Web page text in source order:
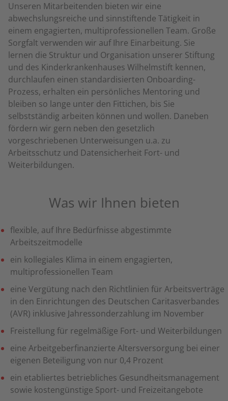
Unseren Mitarbeitenden bieten wir eine
abwechslungsreiche und sinnstiftende Tätigkeit in
einem engagierten, multiprofessionellen Team. Große
Sorgfalt verwenden wir auf Ihre Einarbeitung. Sie
lernen die Struktur und Organisation unserer Stiftung
und des Kinderkrankenhauses Wilhelmstift kennen,
durchlaufen einen standardisierten Onboarding-
Prozess, erhalten ein persönliches Mentoring und
bleiben so lange unter den Fittichen, bis Sie
selbstständig arbeiten können und wollen. Daneben
fördern wir gern neben den gesetzlich
vorgeschriebenen Unterweisungen u.a. zu
Arbeitsschutz und Datensicherheit Fort- und
Weiterbildungen.
Was wir Ihnen bieten
flexible, auf Ihre Bedürfnisse abgestimmte
Arbeitszeitmodelle
ein kollegiales Klima in einem engagierten,
multiprofessionellen Team
eine Vergütung nach den Richtlinien für Arbeitsverträge
in den Einrichtungen des Deutschen Caritasverbandes
(AVR) inklusive Jahressonderzahlung im November
Freistellung für regelmäßige Fort- und Weiterbildungen
eine Arbeitgeberfinanzierte Altersversorgung bei einer
eigenen Beteiligung von nur 0,4 Prozent
ein etabliertes betriebliches Gesundheitsmanagement
sowie kostengünstige Sport- und Freizeitangebote